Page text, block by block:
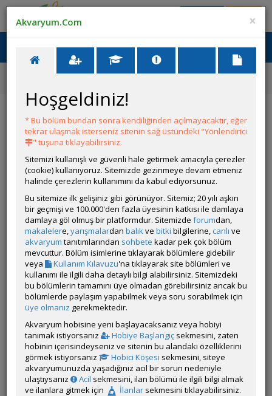
Ana Menü
Ana Sayfa
Forum
Acı Su Balıkları
Acı Su Balıkları Tanıtımı
YENİ KONU AÇ
KONULAR
Eklenir
Açanvolkanon
ⓘ Konu veya mesajlarınıza YouTube (shorts dahil) doğru &
sorunsuz eklemek için buraya bakınız.
TanıtımYeni Yaptırdığım Akvaryumda Silikondaki
Çizgi
Açan Richer006 , son mesaj:ogurcay18 Ocak 2026 14:48
TanıtımMedaka Fry+neocaridina
Açan
Cyber_Scout, son mesaj: Cyber_Scout29 Ekim
2025 17:43
Tetraodon Lineatus(fahaka) Hakkında
AçanTortuga4, son mesaj:Tortuga417 Nisan 2025
21:08
1 2
×
Akvaryum.Com
Hoşgeldiniz!
* Bu bölüm bundan sonra kendiliğinden açılmayacaktır, eğer
tekrar ulaşmak isterseniz sitenin sağ üstündeki "Yönlendirici
" tuşuna tıklayabilirsiniz.
Sitemizi kullanışlı ve güvenli hale getirmek amacıyla çerezler
(cookie) kullanıyoruz. Sitemizde gezinmeye devam etmeniz
halinde çerezlerin kullanımını da kabul ediyorsunuz.
Bu sitemize ilk gelişiniz gibi görünüyor. Sitemiz; 20 yılı aşkın
bir geçmişi ve 100.000'den fazla üyesinin katkısı ile damlaya
damlaya göl olmuş bir platformdur. Sitemizde forumdan,
makalelere,yarışmalardan balıkve bitki bilgilerine, canlı ve
akvaryum tanıtımlarından sohbete kadar pek çok bölüm
mevcuttur. Bölüm isimlerine tıklayarak bölümlere gidebilir
veya
Kullanım Kılavuzu'na tıklayarak site bölümleri ve
kullanımı ile ilgili daha detaylı bilgi alabilirsiniz. Sitemizdeki
bu bölümlerin tamamını üye olmadan görebilirsiniz ancak bu
bölümlerde paylaşım yapabilmek veya soru sorabilmek için
üye olmanız gerekmektedir.
Akvaryum hobisine yeni başlayacaksanız veya hobiyi
tanımak istiyorsanız
Hobiye Başlangıç sekmesini, zaten
hobinin içerisindeyseniz ve sitenin bu alandaki özelliklerini
görmek istiyorsanız
Hobici Köşesi sekmesini, siteye
akvaryumunuzda yaşadığınız acil bir sorun nedeniyle
ulaştıysanız
Acil sekmesini, ilan bölümü ile ilgili bilgi almak
ve ilanlara gitmek için
İlanlar sekmesini tıklayabilirsiniz.